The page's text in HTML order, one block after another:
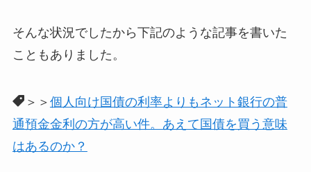
そんな状況でしたから下記のような記事を書いた
こともありました。
＞＞ 個人向け国債の利率よりもネット銀行の普
通預金金利の方が高い件。あえて国債を買う意味
はあるのか？